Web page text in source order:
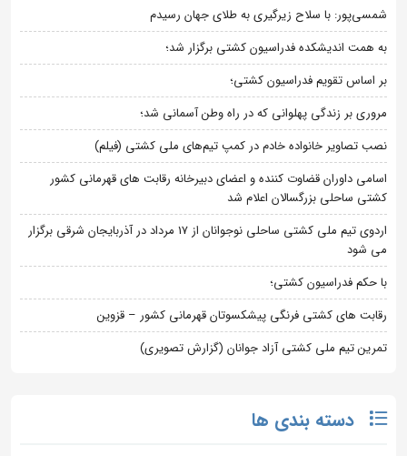
شمسی‌پور: با سلاح زیرگیری به طلای جهان رسیدم
به همت اندیشکده فدراسیون کشتی برگزار شد؛
بر اساس تقویم فدراسیون کشتی؛
مروری بر زندگی پهلوانی که در راه وطن آسمانی شد؛
نصب تصاویر خانواده خادم در کمپ تیم‌های ملی کشتی (فیلم)
اسامی داوران قضاوت کننده و اعضای دبیرخانه رقابت های قهرمانی کشور
کشتی ساحلی بزرگسالان اعلام شد
اردوی تیم ملی کشتی ساحلی نوجوانان از 17 مرداد در آذربایجان شرقی برگزار
می شود
با حکم فدراسیون کشتی؛
رقابت های کشتی فرنگی پیشکسوتان قهرمانی کشور – قزوین
تمرین تیم ملی کشتی آزاد جوانان (گزارش تصویری)
دسته بندی ها